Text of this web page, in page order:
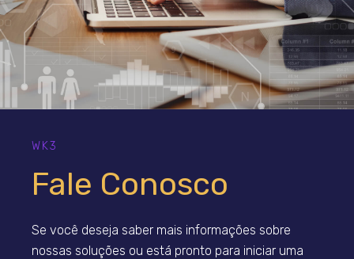
WK3
Fale Conosco
Se você deseja saber mais informações sobre
nossas soluções ou está pronto para iniciar uma